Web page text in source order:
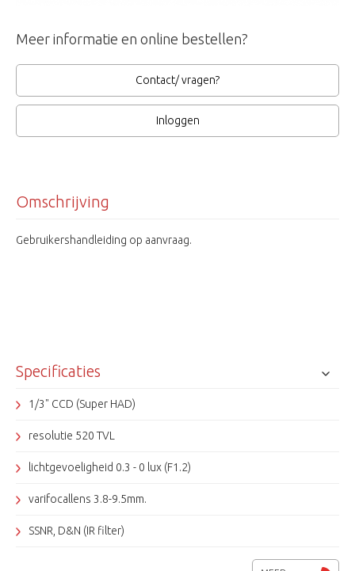
Meer informatie en online bestellen?
Contact/ vragen?
Inloggen
Omschrijving
Gebruikershandleiding op aanvraag.
Specificaties
1/3" CCD (Super HAD)
resolutie 520 TVL
lichtgevoeligheid 0.3 - 0 lux (F1.2)
varifocallens 3.8-9.5mm.
SSNR, D&N (IR filter)